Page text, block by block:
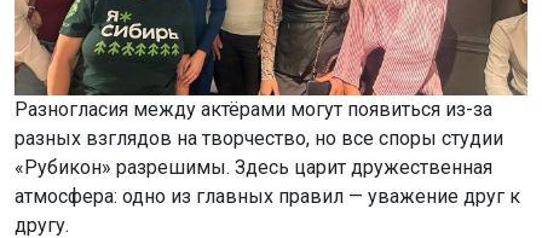
Разногласия между актёрами могут появиться из-за
разных взглядов на творчество, но все споры студии
«Рубикон» разрешимы. Здесь царит дружественная
атмосфера: одно из главных правил — уважение друг к
другу.